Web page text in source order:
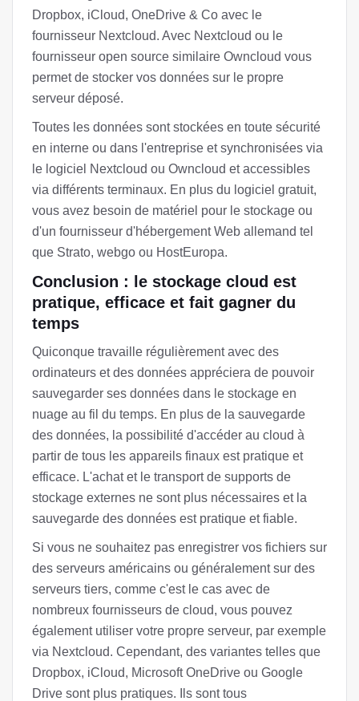
Dropbox, iCloud, OneDrive & Co avec le
fournisseur Nextcloud. Avec Nextcloud ou le
fournisseur open source similaire Owncloud vous
permet de stocker vos données sur le propre
serveur déposé.
Toutes les données sont stockées en toute sécurité
en interne ou dans l'entreprise et synchronisées via
le logiciel Nextcloud ou Owncloud et accessibles
via différents terminaux. En plus du logiciel gratuit,
vous avez besoin de matériel pour le stockage ou
d'un fournisseur d'hébergement Web allemand tel
que Strato, webgo ou HostEuropa.
Conclusion : le stockage cloud est
pratique, efficace et fait gagner du
temps
Quiconque travaille régulièrement avec des
ordinateurs et des données appréciera de pouvoir
sauvegarder ses données dans le stockage en
nuage au fil du temps. En plus de la sauvegarde
des données, la possibilité d'accéder au cloud à
partir de tous les appareils finaux est pratique et
efficace. L'achat et le transport de supports de
stockage externes ne sont plus nécessaires et la
sauvegarde des données est pratique et fiable.
Si vous ne souhaitez pas enregistrer vos fichiers sur
des serveurs américains ou généralement sur des
serveurs tiers, comme c'est le cas avec de
nombreux fournisseurs de cloud, vous pouvez
également utiliser votre propre serveur, par exemple
via Nextcloud. Cependant, des variantes telles que
Dropbox, iCloud, Microsoft OneDrive ou Google
Drive sont plus pratiques. Ils sont tous